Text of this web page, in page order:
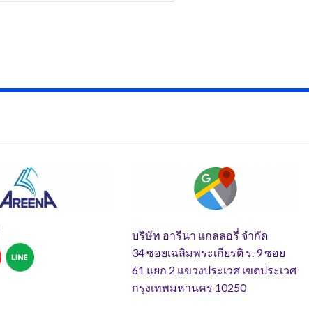
บริษัท อารีนา แกลลอรี่ จำกัด
34 ซอยเฉลิมพระเกียรติ ร. 9 ซอย
61 แยก 2 แขวงประเวศ เขตประเวศ
กรุงเทพมหานคร 10250